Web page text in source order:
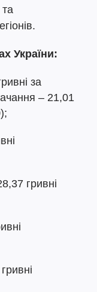
України:
за
– 21,01
гривні